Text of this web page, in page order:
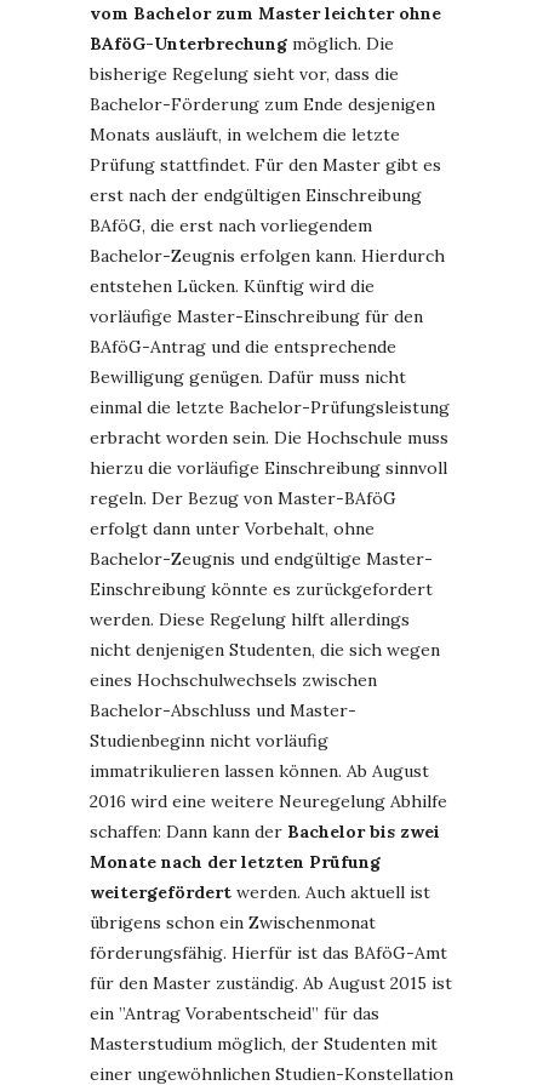
vom Bachelor zum Master leichter ohne
BAföG-Unterbrechung möglich. Die
bisherige Regelung sieht vor, dass die
Bachelor-Förderung zum Ende desjenigen
Monats ausläuft, in welchem die letzte
Prüfung stattfindet. Für den Master gibt es
erst nach der endgültigen Einschreibung
BAföG, die erst nach vorliegendem
Bachelor-Zeugnis erfolgen kann. Hierdurch
entstehen Lücken. Künftig wird die
vorläufige Master-Einschreibung für den
BAföG-Antrag und die entsprechende
Bewilligung genügen. Dafür muss nicht
einmal die letzte Bachelor-Prüfungsleistung
erbracht worden sein. Die Hochschule muss
hierzu die vorläufige Einschreibung sinnvoll
regeln. Der Bezug von Master-BAföG
erfolgt dann unter Vorbehalt, ohne
Bachelor-Zeugnis und endgültige Master-
Einschreibung könnte es zurückgefordert
werden. Diese Regelung hilft allerdings
nicht denjenigen Studenten, die sich wegen
eines Hochschulwechsels zwischen
Bachelor-Abschluss und Master-
Studienbeginn nicht vorläufig
immatrikulieren lassen können. Ab August
2016 wird eine weitere Neuregelung Abhilfe
schaffen: Dann kann der Bachelor bis zwei
Monate nach der letzten Prüfung
weitergefördert werden. Auch aktuell ist
übrigens schon ein Zwischenmonat
förderungsfähig. Hierfür ist das BAföG-Amt
für den Master zuständig. Ab August 2015 ist
ein ”Antrag Vorabentscheid” für das
Masterstudium möglich, der Studenten mit
einer ungewöhnlichen Studien-Konstellation